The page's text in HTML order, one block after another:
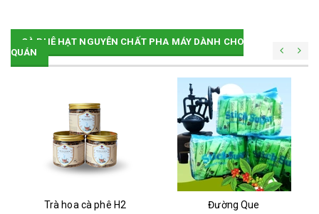
CÀ PHÊ HẠT NGUYÊN CHẤT PHA MÁY DÀNH CHO
QUÁN
Trà hoa cà phê H2
Đường Que